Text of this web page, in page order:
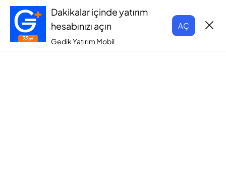
Dakikalar içinde yatırım
hesabınızı açın
Gedik Yatırım Mobil
AÇ